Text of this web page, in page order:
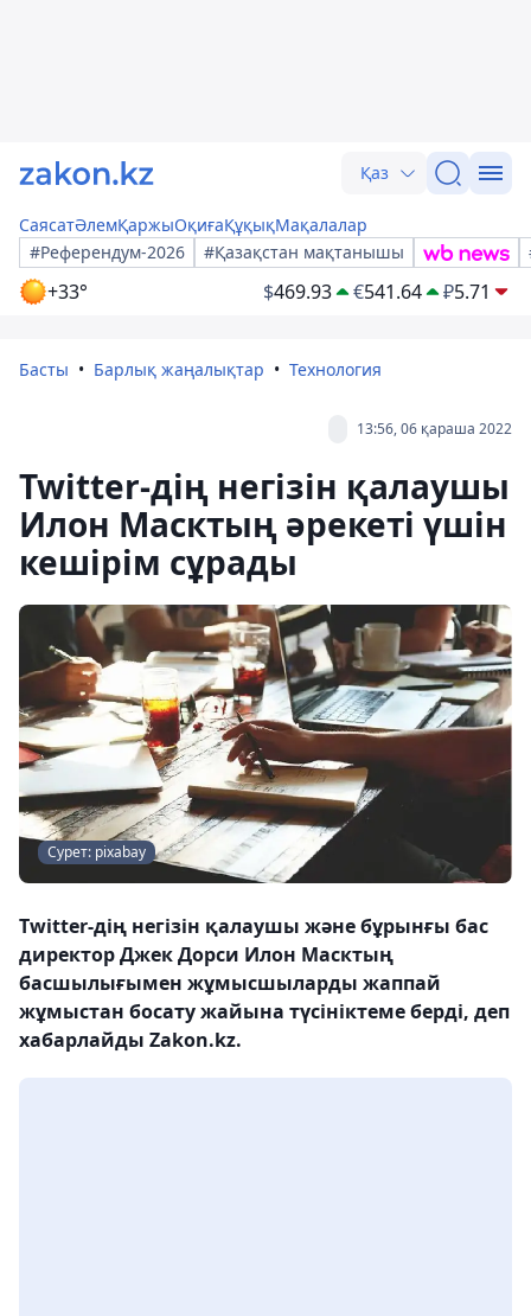
Қаз
СаясатӘлемҚаржыОқиғаҚұқықМақалалар
#Референдум-2026
#Қазақстан мақтанышы
+33° $469.93 €541.64 ₽5.71
Басты Барлық жаңалықтар Технология
13:56, 06 қараша 2022
Twitter-дің негізін қалаушы
Илон Масктың әрекеті үшін
кешірім сұрады
Сурет: pixabay
Twitter-дің негізін қалаушы және бұрынғы бас
директор Джек Дорси Илон Масктың
басшылығымен жұмысшыларды жаппай
жұмыстан босату жайына түсініктеме берді, деп
хабарлайды Zakon.kz.